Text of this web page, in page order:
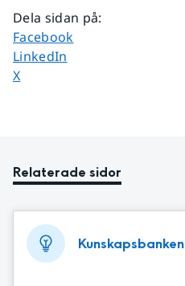
Dela sidan på:
Dela sidan på
Facebook
Dela sidan på
LinkedIn
Dela sidan på
X
Relaterade sidor
Kunskapsbanken